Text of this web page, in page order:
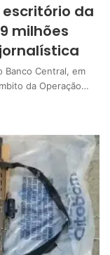
da
milhões
Banco Central, em
da Operação…